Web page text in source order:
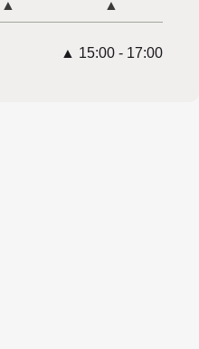
▲ ▲
▲ 15:00 - 17:00